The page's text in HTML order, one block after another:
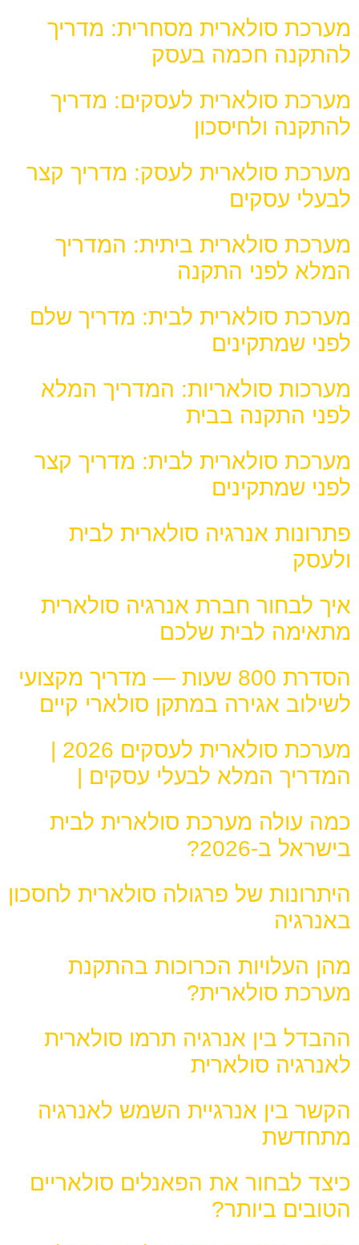
מערכת סולארית מסחרית: מדריך
להתקנה חכמה בעסק
מערכת סולארית לעסקים: מדריך
להתקנה ולחיסכון
מערכת סולארית לעסק: מדריך קצר
לבעלי עסקים
מערכת סולארית ביתית: המדריך
המלא לפני התקנה
מערכת סולארית לבית: מדריך שלם
לפני שמתקינים
מערכות סולאריות: המדריך המלא
לפני התקנה בבית
מערכת סולארית לבית: מדריך קצר
לפני שמתקינים
פתרונות אנרגיה סולארית לבית
ולעסק
איך לבחור חברת אנרגיה סולארית
מתאימה לבית שלכם
הסדרת 800 שעות — מדריך מקצועי
לשילוב אגירה במתקן סולארי קיים
המדריך המלא לבעלי עסקים |
כמה עולה מערכת סולארית לבית
בישראל ב-2026?
היתרונות של פרגולה סולארית לחסכון
באנרגיה
מהן העלויות הכרוכות בהתקנת
מערכת סולארית?
ההבדל בין אנרגיה תרמו סולארית
לאנרגיה סולארית
הקשר בין אנרגיית השמש לאנרגיה
מתחדשת
כיצד לבחור את הפאנלים סולאריים
הטובים ביותר?